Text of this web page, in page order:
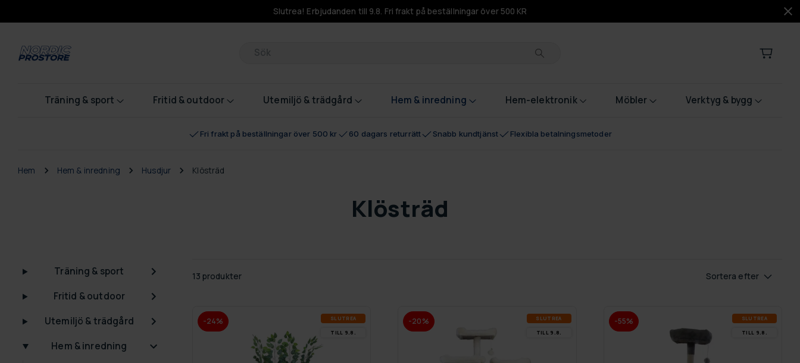
Slutrea! Erbjudanden till 9.8. Fri frakt på beställningar över 500 KR
Produkter
Träning & sport Fritid & outdoor Utemiljö & trädgård Hem & inredning Hem-elektronik Möbler Verktyg & bygg
Fri frakt på beställningar över 500 kr 60 dagars returrätt Snabb kundtjänst Flexibla betalningsmetoder
Hem Hem & inredning Husdjur Klösträd
Klösträd
Träning & sport
Fritid & outdoor
Utemiljö & trädgård
Hem & inredning
13 produkter Sortera efter
-24% SLUT­REA
TILL 9.8.
-20% SLUT­REA
TILL 9.8.
-55% SLUT­REA
TILL 9.8.